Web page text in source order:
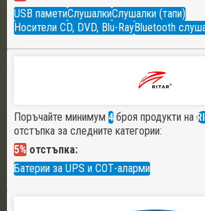
USB паметиСлушалкиСлушалки (тапи)
Носители CD, DVD, Blu-RayBluetooth
Поръчайте минимум 4 броя продукти на
отстъпка за следните категории:
5% отстъпка:
Батерии за UPS и СОТ-аларми